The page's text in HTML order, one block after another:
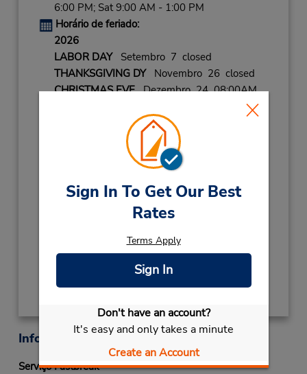
Sign In To Get Our Best
Rates
Terms Apply
Sign In
Don't have an account?
It's easy and only takes a minute
Create an Account
6:00 PM; Sat 9:00 AM - 1:00 PM
Horário de feriado:
2026
LABOR DAYSetembro 7 closed
THANKSGIVING DYNovembro 26 closed
CHRISTMAS EVEDezembro 24 08:00AM
CHRISTMAS DAYDezembro 25 closed
NEW YEARS EVE
Dezembro 31 08:00AM
2027
NEW YEARS DAYJaneiro 1 closed
Obter instruções de caminho
Informações sobre a loja
Serviço Fastbreak